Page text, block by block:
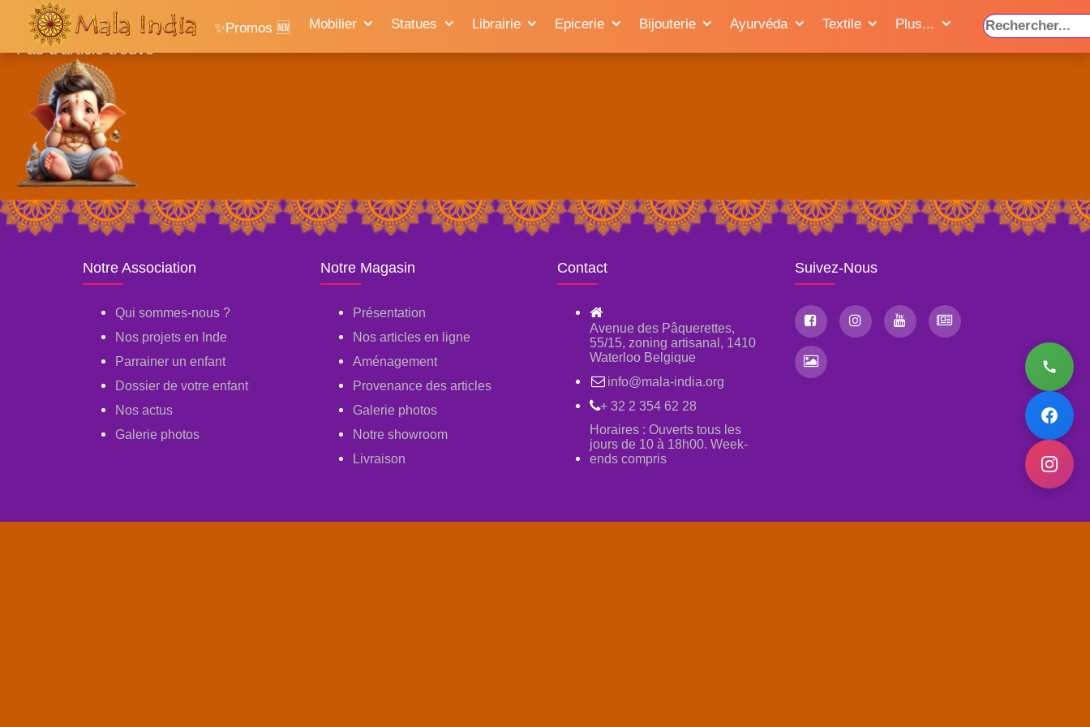
✨Promos 🆕 Mobilier Statues Librairie Epicerie Bijouterie Ayurvéda Textile Plus...
Accueil
Pas d'article trouvé
Notre Association
Qui sommes-nous ?
Nos projets en Inde
Parrainer un enfant
Dossier de votre enfant
Nos actus
Galerie photos
Notre Magasin
Présentation
Nos articles en ligne
Aménagement
Provenance des articles
Galerie photos
Notre showroom
Livraison
Contact
Avenue des Pâquerettes,
55/15, zoning artisanal, 1410
Waterloo Belgique
info@mala-india.org
+ 32 2 354 62 28
Horaires : Ouverts tous les
jours de 10 à 18h00. Week-
ends compris
Suivez-Nous